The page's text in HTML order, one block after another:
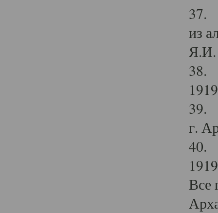
37.
из
Я.И.
38.
39.
г.
40.
Все